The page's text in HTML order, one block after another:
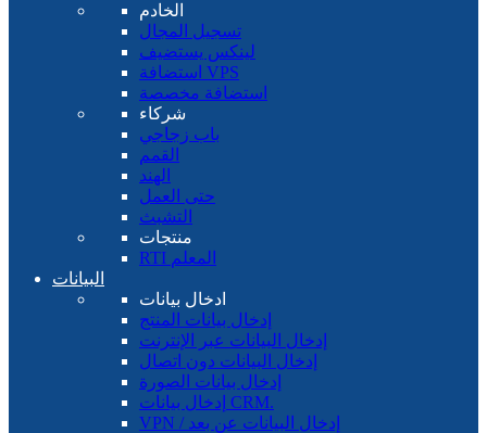
الخادم
تسجيل المجال
لينكس يستضيف
استضافة VPS
استضافة مخصصة
شركاء
باب زجاجي
القمم
الهند
حتى العمل
التشبث
منتجات
RTI المعلم
البيانات
ادخال بيانات
إدخال بيانات المنتج
إدخال البيانات عبر الإنترنت
إدخال البيانات دون اتصال
إدخال بيانات الصورة
إدخال بيانات CRM.
VPN / إدخال البيانات عن بعد